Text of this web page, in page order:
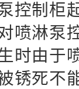
控制柜
喷淋泵
时由于
锈死不